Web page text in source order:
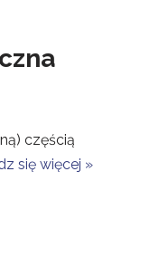
częścią
się więcej »